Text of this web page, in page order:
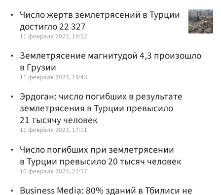
Число жертв землетрясений в Турции
достигло 22 327
11 февраля 2023, 19:52
Землетрясение магнитудой 4,3 произошло
в Грузии
11 февраля 2023, 19:43
Эрдоган: число погибших в результате
землетрясения в Турции превысило
21 тысячу человек
11 февраля 2023, 17:11
Число погибших при землетрясении
в Турции превысило 20 тысяч человек
10 февраля 2023, 21:57
Business Media: 80% зданий в Тбилиси не